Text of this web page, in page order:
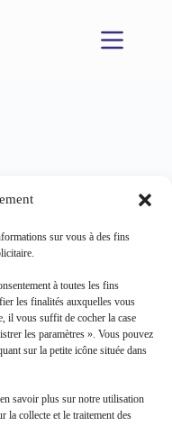
sur vous à des fins
à toutes les fins
les finalités auxquelles vous
il vous suffit de cocher la case
les paramètres ». Vous pouvez
sur la petite icône située dans
savoir plus sur notre utilisation
la collecte et le traitement des